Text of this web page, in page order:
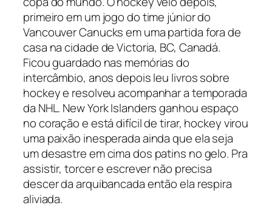
primeiro em um jogo do time júnior do
Vancouver Canucks em uma partida fora de
casa na cidade de Victoria, BC, Canadá.
Ficou guardado nas memórias do
intercâmbio, anos depois leu livros sobre
hockey e resolveu acompanhar a temporada
da NHL. New York Islanders ganhou espaço
no coração e está difícil de tirar, hockey virou
uma paixão inesperada ainda que ela seja
um desastre em cima dos patins no gelo. Pra
assistir, torcer e escrever não precisa
descer da arquibancada então ela respira
aliviada.